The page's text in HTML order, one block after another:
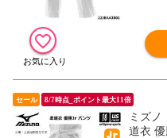
セール 8/7時点_ポイント最大11倍
ミズノ
道衣 優